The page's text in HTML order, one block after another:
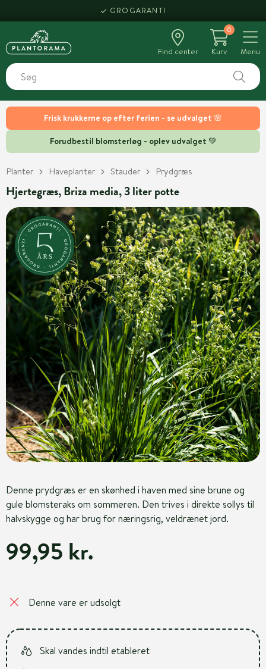
Frisk krukkerne op efter ferien - se udvalget 🌸
Forudbestil blomsterløg - oplev udvalget 💚
GROGARANTI
Find center
0
Kurv
Menu
Planter Haveplanter Stauder Prydgræs
Hjertegræs, Briza media, 3 liter potte
Denne prydgræs er en skønhed i haven med sine brune og
gule blomsteraks om sommeren. Den trives i direkte sollys til
halvskygge og har brug for næringsrig, veldrænet jord.
99,95 kr.
Denne vare er udsolgt
Skal vandes indtil etableret